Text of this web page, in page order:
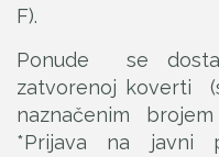
F).
Ponude se
zatvorenoj koverti
naznačenim
*Prijava na javni